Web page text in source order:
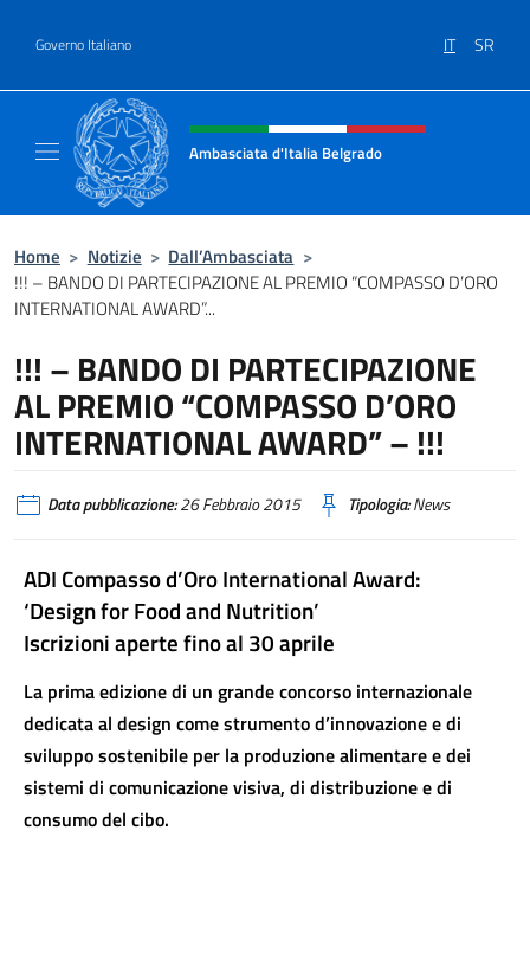
Governo Italiano IT SR
Intestazione sito, social e menù
Ambasciata d'Italia Belgrado
Home > Notizie > Dall’Ambasciata >
!!! – BANDO DI PARTECIPAZIONE AL PREMIO “COMPASSO D’ORO
INTERNATIONAL AWARD”...
!!! – BANDO DI PARTECIPAZIONE
AL PREMIO “COMPASSO D’ORO
INTERNATIONAL AWARD” – !!!
Data pubblicazione:26 Febbraio 2015 Tipologia:News
ADI Compasso d’Oro International Award:
‘Design for Food and Nutrition’
Iscrizioni aperte fino al 30 aprile
La prima edizione di un grande concorso internazionale
dedicata al design come strumento d’innovazione e di
sviluppo sostenibile per la produzione alimentare e dei
sistemi di comunicazione visiva, di distribuzione e di
consumo del cibo.